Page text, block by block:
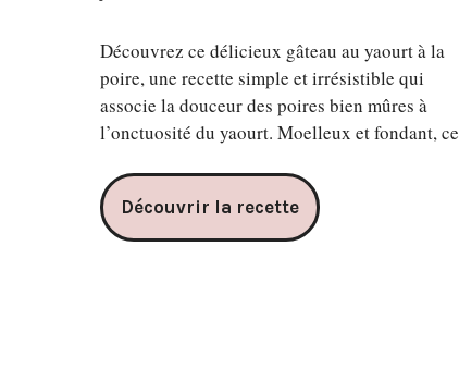
Découvrez ce délicieux gâteau au yaourt à la
poire, une recette simple et irrésistible qui
associe la douceur des poires bien mûres à
l’onctuosité du yaourt. Moelleux et fondant, ce
Découvrir la recette